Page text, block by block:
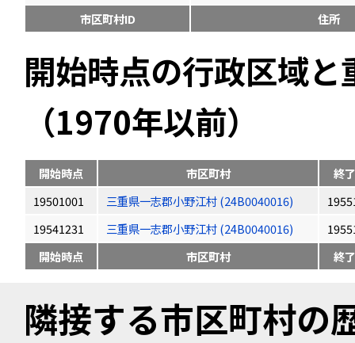
市区町村ID
住所
開始時点の行政区域
（1970年以前）
開始時点 市区町村
終
19501001
三重県一志郡小野江村 (24B0040016)
19541231
三重県一志郡小野江村 (24B0040016)
開始時点
市区町村 終
隣接する市区町村の